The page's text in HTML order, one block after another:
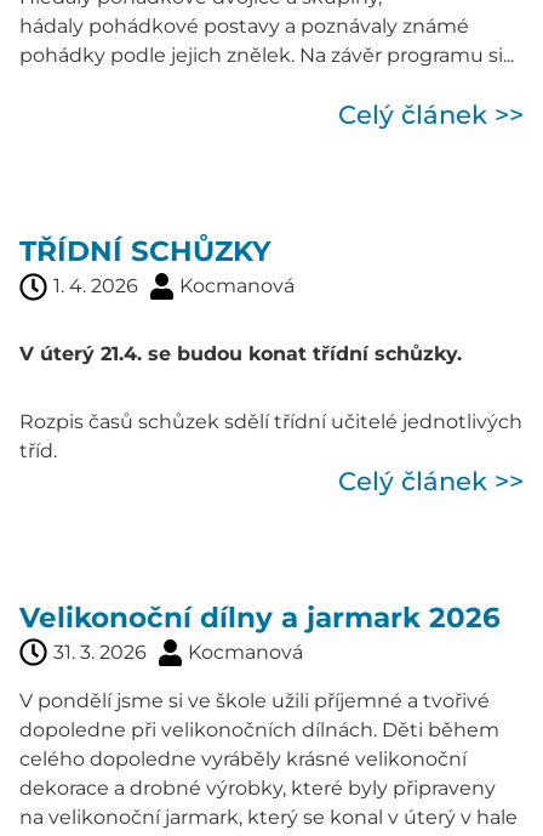
hádaly pohádkové postavy a poznávaly známé
pohádky podle jejich znělek. Na závěr programu si...
Celý článek >>
TŘÍDNÍ SCHŮZKY
1. 4. 2026 Kocmanová
V úterý 21.4. se budou konat třídní schůzky.
Rozpis časů schůzek sdělí třídní učitelé jednotlivých
tříd.
Celý článek >>
Velikonoční dílny a jarmark 2026
31. 3. 2026 Kocmanová
V pondělí jsme si ve škole užili příjemné a tvořivé
dopoledne při velikonočních dílnách. Děti během
celého dopoledne vyráběly krásné velikonoční
dekorace a drobné výrobky, které byly připraveny
na velikonoční jarmark, který se konal v úterý v hale